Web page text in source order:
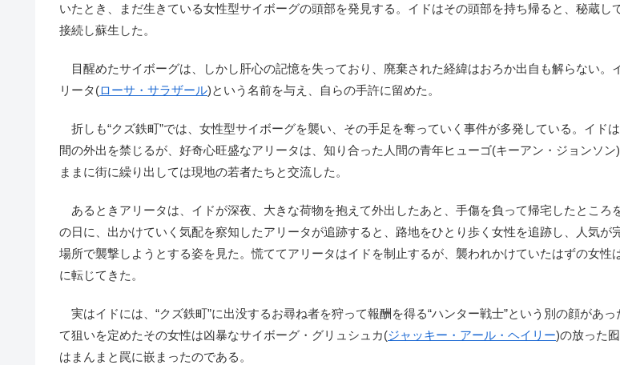
いたとき、まだ生きている女性型サイボーグの頭部を発見する。イドはその頭部を持ち帰ると、秘蔵し
接続し蘇生した。
目醒めたサイボーグは、しかし肝心の記憶を失っており、廃棄された経緯はおろか出自も解らない。
リータ(ローサ・サラザール)という名前を与え、自らの手許に留めた。
折しも“クズ鉄町”では、女性型サイボーグを襲い、その手足を奪っていく事件が多発している。イド
間の外出を禁じるが、好奇心旺盛なアリータは、知り合った人間の青年ヒューゴ(キーアン・ジョンソン
ままに街に繰り出しては現地の若者たちと交流した。
あるときアリータは、イドが深夜、大きな荷物を抱えて外出したあと、手傷を負って帰宅したところ
の日に、出かけていく気配を察知したアリータが追跡すると、路地をひとり歩く女性を追跡し、人気が
場所で襲撃しようとする姿を見た。慌ててアリータはイドを制止するが、襲われかけていたはずの女性
に転じてきた。
実はイドには、“クズ鉄町”に出没するお尋ね者を狩って報酬を得る“ハンター戦士”という別の顔があ
て狙いを定めたその女性は凶暴なサイボーグ・グリュシュカ(ジャッキー・アール・ヘイリー)の放った
はまんまと罠に嵌まったのである。